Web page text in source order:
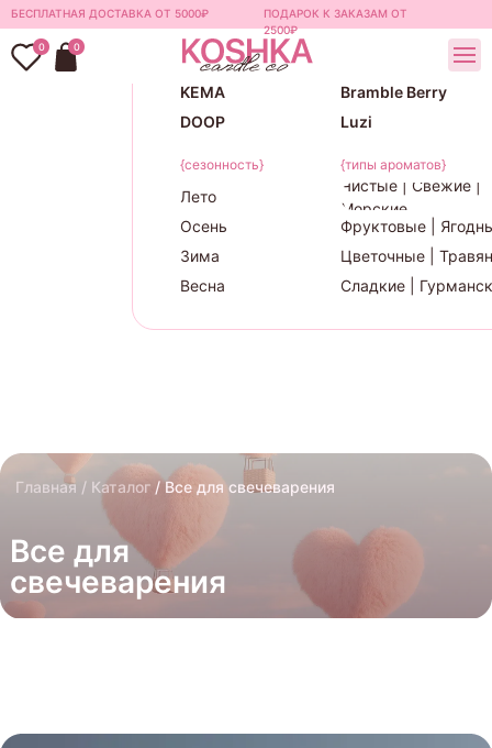
БЕСПЛАТНАЯ ДОСТАВКА ОТ 5000₽
ПОДАРОК К ЗАКАЗАМ ОТ
2500₽
0 0
{типы ароматов}
{сезонность}
{бренды}
Candlescience
KEMA
DOOP
TheFlamingCandle
Bramble Berry
Luzi
Чистые | Свежие |
Морские
Цветочные |
Фруктовые |
Сладкие |
Лето
Осень
Зима
Весна
Все для
свечеварения